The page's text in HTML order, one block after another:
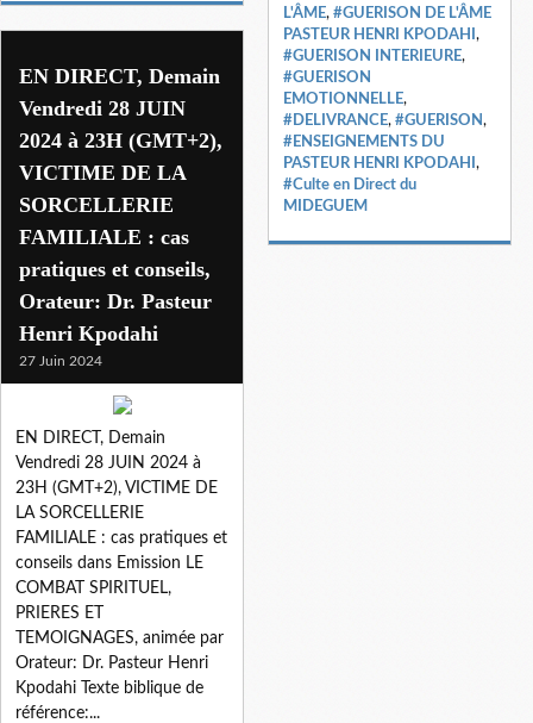
L'ÂME, #GUERISON DE L'ÂME
PASTEUR HENRI KPODAHI ,
#GUERISON INTERIEURE,
#GUERISON
EMOTIONNELLE,
#DELIVRANCE, #GUERISON,
#ENSEIGNEMENTS DU
PASTEUR HENRI KPODAHI ,
#Culte en Direct du
MIDEGUEM
EN DIRECT, Demain
Vendredi 28 JUIN
2024 à 23H (GMT+2),
VICTIME DE LA
SORCELLERIE
FAMILIALE : cas
pratiques et conseils,
Orateur: Dr. Pasteur
Henri Kpodahi
27 Juin 2024
EN DIRECT, Demain
Vendredi 28 JUIN 2024 à
23H (GMT+2), VICTIME DE
LA SORCELLERIE
FAMILIALE : cas pratiques et
conseils dans Emission LE
COMBAT SPIRITUEL,
PRIERES ET
TEMOIGNAGES, animée par
Orateur: Dr. Pasteur Henri
Kpodahi Texte biblique de
référence:...